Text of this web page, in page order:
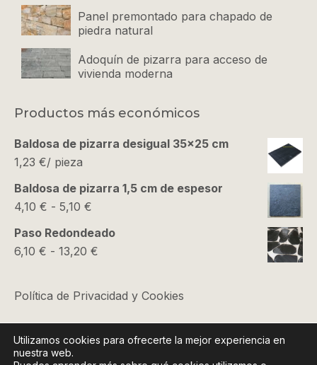
Panel premontado para chapado de
piedra natural
Adoquín de pizarra para acceso de
vivienda moderna
Productos más económicos
Baldosa de pizarra desigual 35x25 cm
1,23 €/ pieza
Baldosa de pizarra 1,5 cm de espesor
4,10 € - 5,10 €
hasta
Paso Redondeado
6,10 € - 13,20 €
6,10 €
hasta
13,20 €
Política de Privacidad y Cookies
Condiciones Comerciales
Utilizamos cookies para ofrecerte la mejor experiencia en
nuestra web.